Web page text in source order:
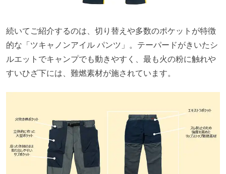
続いてご紹介するのは、切り替えや多数のポケットが特徴
的な「ツキャノンアイル パンツ」。テーパードがきいたシ
ルエットでキャンプでも動きやすく、最も火の粉に触れや
すいひざ下には、難燃素材が施されています。